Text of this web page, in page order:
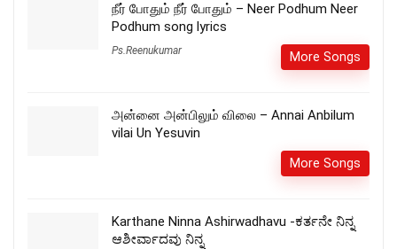
நீர் போதும் நீர் போதும் – Neer Podhum Neer
Podhum song lyrics
Ps.Reenukumar More Songs
அன்னை அன்பிலும் விலை – Annai Anbilum
vilai Un Yesuvin
More Songs
Karthane Ninna Ashirwadhavu -ಕರ್ತನೇ ನಿನ್ನ
ಆಶೀರ್ವಾದವು ನಿನ್ನ